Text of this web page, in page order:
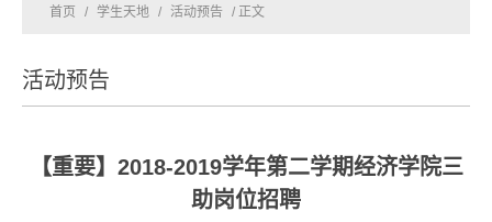
首页 / 学生天地 / 活动预告 / 正文
活动预告
【重要】2018-2019学年第二学期经济学院三
助岗位招聘